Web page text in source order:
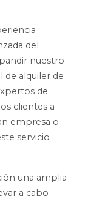
del
nuestro
de alquiler de
de
clientes a
empresa o
servicio
una amplia
a cabo